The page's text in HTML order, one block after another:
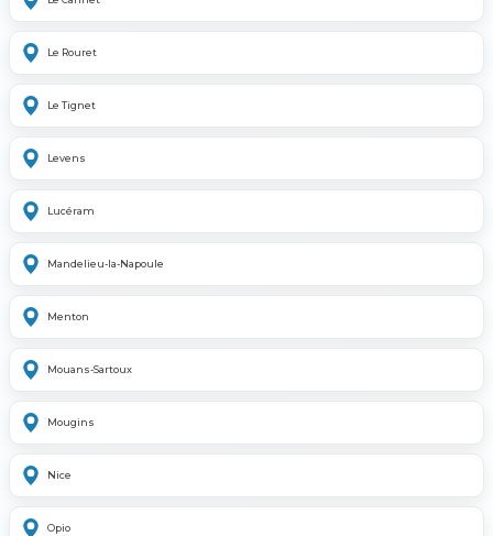
Le Rouret
Le Tignet
Levens
Lucéram
Mandelieu-la-Napoule
Menton
Mouans-Sartoux
Mougins
Nice
Opio